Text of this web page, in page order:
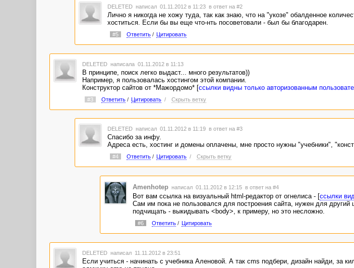
DELETED написал 01.11.2012 в 11:23 в ответ на #2
Лично я никогда не хожу туда, так как знаю, что на "укозе" обалденное
хоститься. Если бы вы еще что-нть посоветовали - был бы благодарен.
#5 Ответить/ Цитировать
DELETED написала 01.11.2012 в 11:13
В принципе, поиск легко выдаст... много результатов))
Например, я пользовалась хостингом этой компании.
Конструктор сайтов от *Мажордомо* [ссылки видны только авторизованным
#3 Ответить/ Цитировать / Скрыть ветку
DELETED написал 01.11.2012 в 11:19 в ответ на #3
Спасибо за инфу.
Адреса есть, хостинг и домены оплачены, мне просто нужны "учебники",
#4 Ответить/ Цитировать / Скрыть ветку
Amenhotep написал 01.11.2012 в 12:15 в ответ на #4
Вот вам ссылка на визуальный html-редактор от огнелиса - [ссылки
Сам им пока не пользовался для построения сайта, нужен для другий
подчищать - выкидывать <body>, к примеру, но это несложно.
#6 Ответить/ Цитировать
DELETED написал 11.11.2012 в 23:51
Если учиться - начинать с учебника Аленовой. А так cms подбери, дизайн найди, за